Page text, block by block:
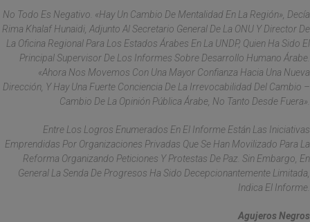
No Todo Es Negativo. «Hay Un Cambio De Mentalidad En La Región», Decía
Rima Khalaf Hunaidi, Adjunto Al Secretario General De La ONU Y Director De
La Oficina Regional Para Los Estados Árabes En La UNDP, Quien Ha Sido El
Principal Supervisor De Los Informes Sobre Desarrollo Humano Árabe.
«Ahora Nos Movemos Con Una Mayor Confianza Hacia Una Nueva
Dirección, Y Hay Una Fuerte Conciencia De La Irrevocabilidad Del Cambio –
Cambio De La Opinión Pública Árabe, No Tanto Desde Fuera».
Entre Los Logros Enumerados En El Informe Están Las Iniciativas
Emprendidas Por Organizaciones Privadas Que Se Han Movilizado Para La
Reforma Organizando Peticiones Y Protestas De Paz. Sin Embargo, En
General La Senda De Progresos Ha Sido Decepcionantemente Limitada,
Indica El Informe.
Agujeros Negros